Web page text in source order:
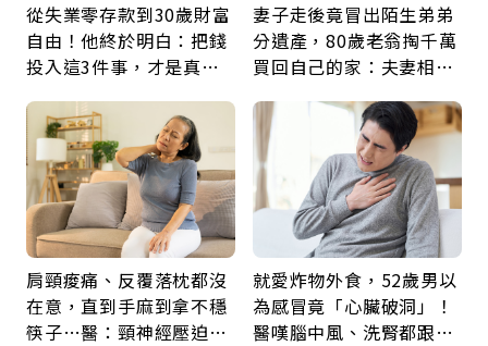
從失業零存款到30歲財富
自由！他終於明白：把錢
投入這3件事，才是真正
妻子走後竟冒出陌生弟弟
分遺產，80歲老翁掏千萬
買回自己的家：夫妻相守
肩頸痠痛、反覆落枕都沒
在意，直到手麻到拿不穩
筷子…醫：頸神經壓迫上
就愛炸物外食，52歲男以
為感冒竟「心臟破洞」！
醫嘆腦中風、洗腎都跟它